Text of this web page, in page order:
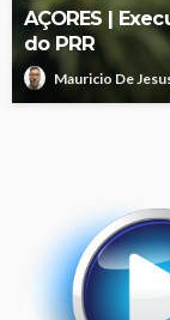
AÇORES |
do PRR
Mauricio De